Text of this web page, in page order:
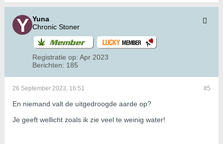
Yuna
Chronic Stoner
Registratie op: Apr 2023
Berichten: 185
#5
26 September 2023, 16:51
En niemand valt de uitgedroogde aarde op?
Je geeft wellicht zoals ik zie veel te weinig water!